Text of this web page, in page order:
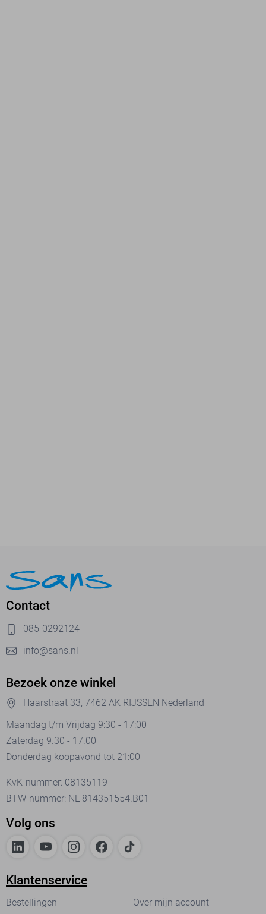
Contact
085-0292124
info@sans.nl
Bezoek onze winkel
Haarstraat 33, 7462 AK RIJSSEN Nederland
Maandag t/m Vrijdag 9:30 - 17:00
Zaterdag 9.30 - 17.00
Donderdag koopavond tot 21:00
KvK-nummer: 08135119
BTW-nummer: NL 814351554.B01
Volg ons
Klantenservice
Bestellingen
Over mijn account